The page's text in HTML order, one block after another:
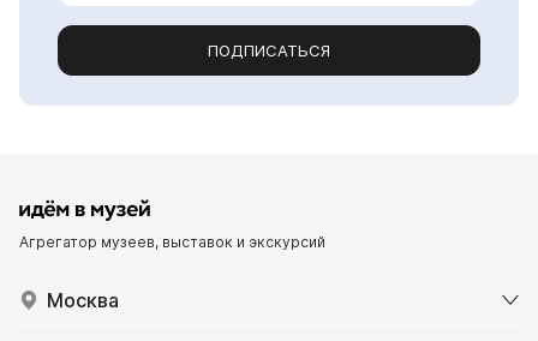
ПОДПИСАТЬСЯ
Агрегатор музеев, выставок и экскурсий
Москва